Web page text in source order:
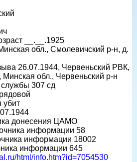
__.__.1925
обл., Смолевичский р-н, д.
26.07.1944, Червеньский РВК,
обл., Червеньский р-н
307 сд
убит
донесения ЦАМО
информации 58
информации 18002
информации 645
html/info.htm?id=7054530